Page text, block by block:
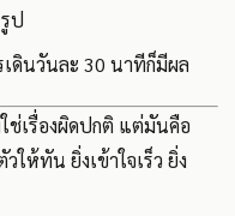
ป
ดินวันละ 30 นาทีก็มีผล
ช่เรื่องผิดปกติ แต่มันคือ
ห้ทัน ยิ่งเข้าใจเร็ว ยิ่ง